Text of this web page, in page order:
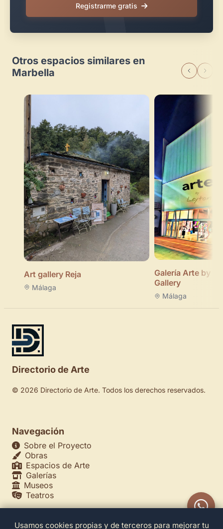
Registrarme gratis
Otros espacios similares en
Marbella
Art gallery Reja
Málaga
Galería Arte by
Gallery
Málaga
Directorio de Arte
© 2026 Directorio de Arte. Todos los derechos reservados.
Navegación
Sobre el Proyecto
Obras
Espacios de Arte
Galerías
Museos
Teatros
Usamos cookies propias y de terceros para mejorar tu